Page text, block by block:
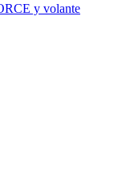
y volante